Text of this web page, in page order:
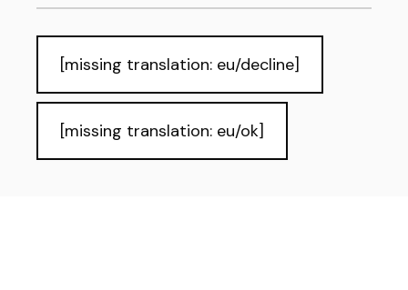
[missing translation: eu/decline]
[missing translation: eu/ok]